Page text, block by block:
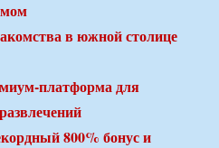
в южной столице
платформа для
800% бонус и